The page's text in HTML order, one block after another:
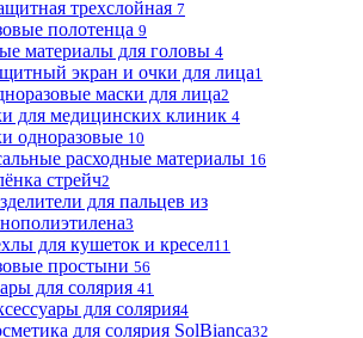
трехслойная 7
полотенца 9
материалы для головы 4
экран и очки для лица1
маски для лица2
для медицинских клиник 4
одноразовые 10
расходные материалы 16
стрейч2
для пальцев из
3
для кушеток и кресел11
простыни 56
для солярия 41
для солярия4
для солярия SolBianca32